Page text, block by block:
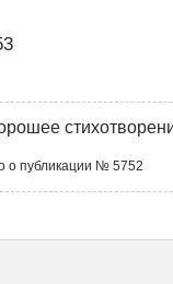
о публикации № 5752